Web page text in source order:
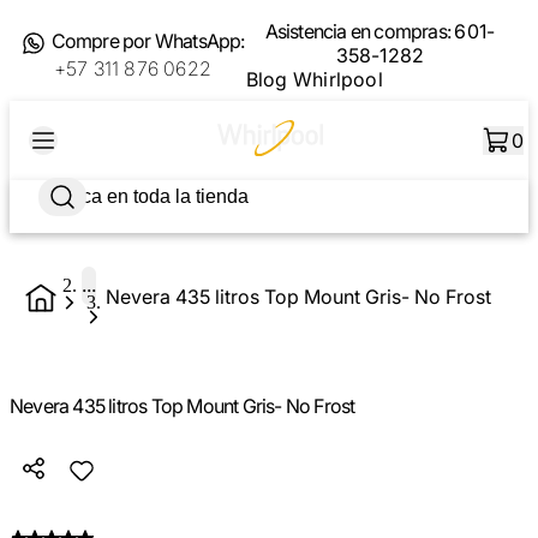
Compre por WhatsApp:
+57 311 876 0622
Asistencia en compras:601-
358-1282
Blog Whirlpool
0
... Nevera 435 litros Top Mount Gris- No Frost
Nevera 435 litros Top Mount Gris- No Frost